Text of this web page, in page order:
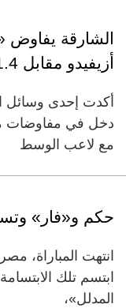
الشارقة يفاوض
أزيفيدو مقابل 1.4 مليون يورو
أكدت إحدى وسائل
دخل في مفاوضات مع
مع لاعب الوسط
حكم و«فار»
انتهت المباراة،
ابتسم تلك
المدلل»،